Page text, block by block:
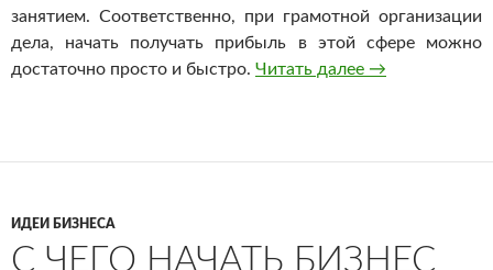
занятием. Соответственно, при грамотной организации
дела, начать получать прибыль в этой сфере можно
достаточно просто и быстро. Читать далее Как начать
→
ИДЕИ БИЗНЕСА
С ЧЕГО НАЧАТЬ БИЗНЕС